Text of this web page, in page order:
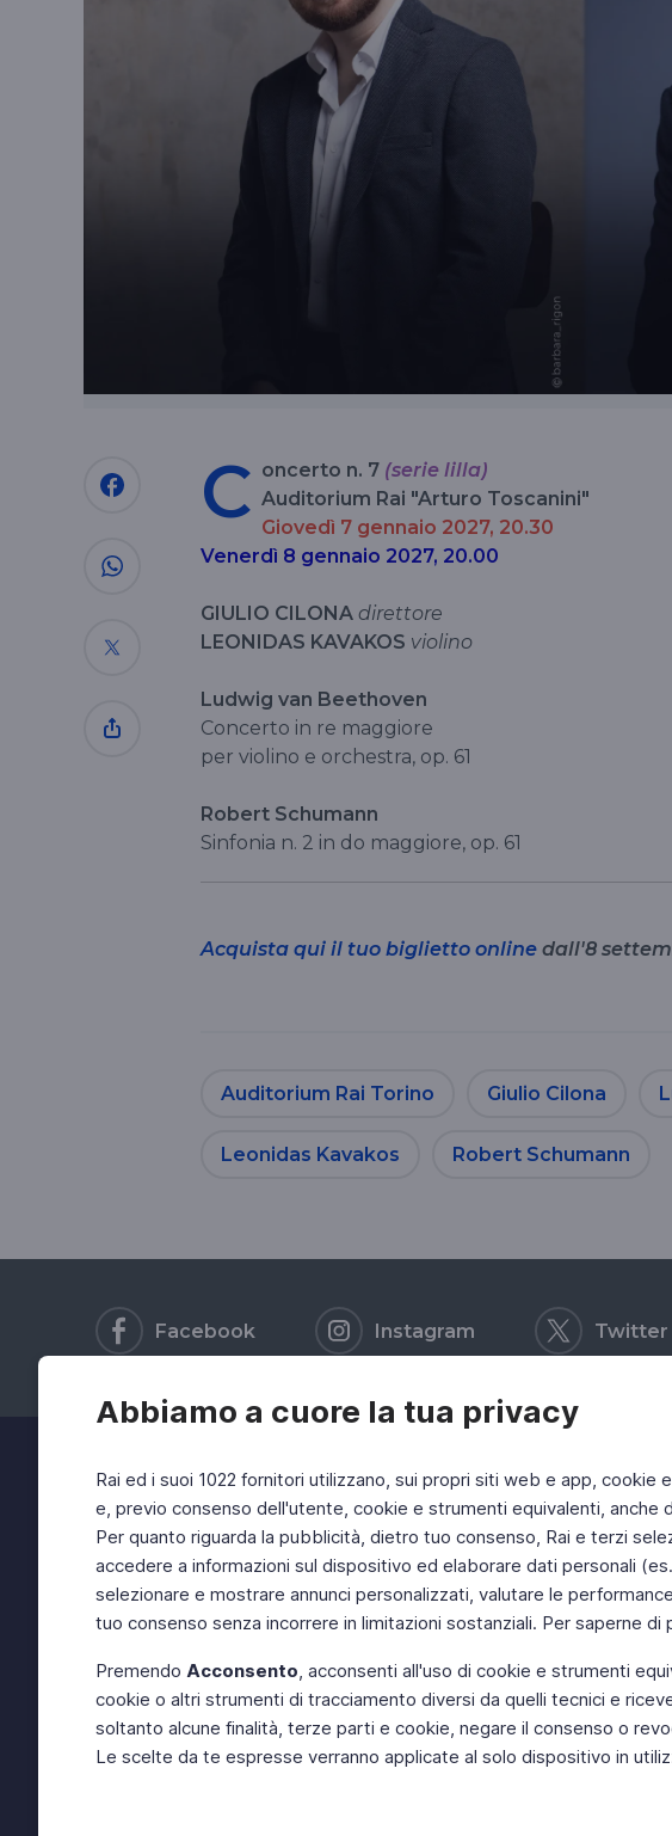
Abbiamo a cuore la tua privacy
Rai ed i suoi 1022 fornitori utilizzano, sui propri siti web e app,
e, previo consenso dell'utente, cookie e strumenti equivalenti,
Per quanto riguarda la pubblicità, dietro tuo consenso, Rai e terzi
accedere a informazioni sul dispositivo ed elaborare dati personali
selezionare e mostrare annunci personalizzati, valutare le
tuo consenso senza incorrere in limitazioni sostanziali. Per saperne di
Premendo Acconsento, acconsenti all'uso di cookie e strumenti
cookie o altri strumenti di tracciamento diversi da quelli tecnici e
soltanto alcune finalità, terze parti e cookie, negare il consenso o
Le scelte da te espresse verranno applicate al solo dispositivo in
C oncerto n. 7 (serie lilla)
Auditorium Rai "Arturo Toscanini"
Giovedì 7 gennaio 2027, 20.30
Venerdì 8 gennaio 2027, 20.00
GIULIO CILONA direttore
LEONIDAS KAVAKOS violino
Ludwig van Beethoven
Concerto in re maggiore
per violino e orchestra, op. 61
Robert Schumann
Sinfonia n. 2 in do maggiore, op. 61
Acquista qui il tuo biglietto online dall'8
Auditorium Rai Torino Giulio Cilona
Leonidas Kavakos Robert Schumann
Facebook Instagram Twitter